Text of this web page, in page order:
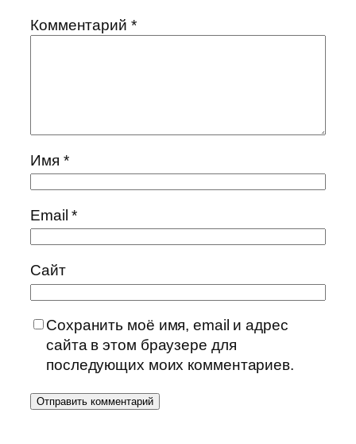
Комментарий *
Имя *
Email*
Сайт
Сохранить моё имя, email и адрес
сайта в этом браузере для
последующих моих комментариев.